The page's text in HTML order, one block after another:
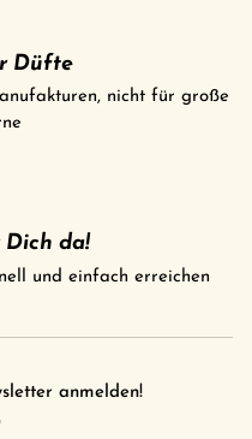
Düfte
nicht für große
da!
und einfach erreichen
anmelden!